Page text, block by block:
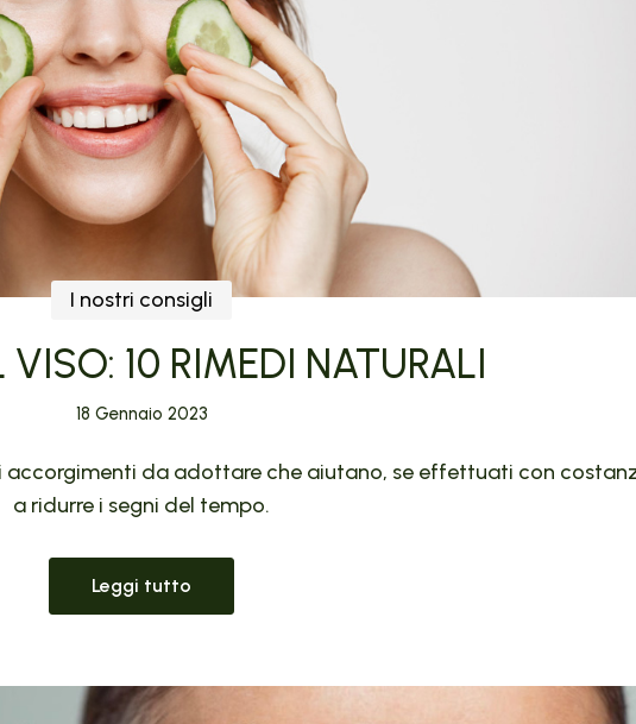
I nostri consigli
VISO: 10 RIMEDI NATURALI
18 Gennaio 2023
accorgimenti da adottare che aiutano, se effettuati con
a ridurre i segni del tempo.
Leggi tutto